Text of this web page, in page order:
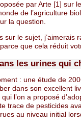
par Arte [1] sur
de l’agriculture
la question.
sur le sujet, j’aimerais
que cela réduit
les urines qui
: une étude de
dans son excellent
l’on a proposé
trace de pesticides
au niveau initial